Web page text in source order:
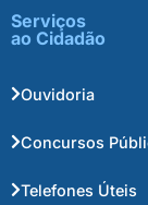
Serviços
ao Cidadão
Ouvidoria
Concursos
Telefones Úteis